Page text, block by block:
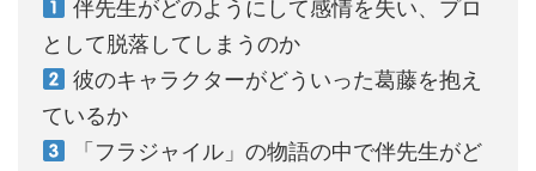
伴先生がどのようにして感情を失い、プロ
として脱落してしまうのか
彼のキャラクターがどういった葛藤を抱え
ているか
「フラジャイル」の物語の中で伴先生がど